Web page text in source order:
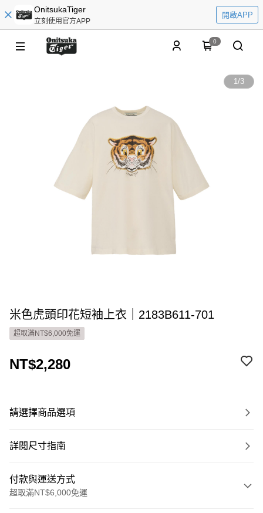
OnitsukaTiger
立刻使用官方APP
開啟APP
0
1/3
米色虎頭印花短袖上衣｜2183B611-701
超取滿NT$6,000免運
NT$2,280
請選擇商品選項
詳閱尺寸指南
付款與運送方式
超取滿NT$6,000免運